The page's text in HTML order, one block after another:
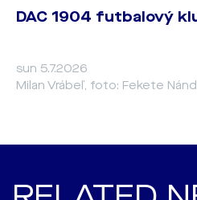
DAC 1904 futbalový
sun 5.7.2026
Milan Vrábeľ, foto: Fekete